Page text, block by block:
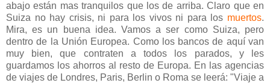
abajo están mas tranquilos que los de arriba. Claro que en
Suiza no hay crisis, ni para los vivos ni para los muertos.
Mira, es un buena idea. Vamos a ser como Suiza, pero
dentro de la Unión Europea. Como los bancos de aquí van
muy bien, que contraten a todos los parados, y les
guardamos los ahorros al resto de Europa. En las agencias
de viajes de Londres, Paris, Berlin o Roma se leerá: "Viaje a